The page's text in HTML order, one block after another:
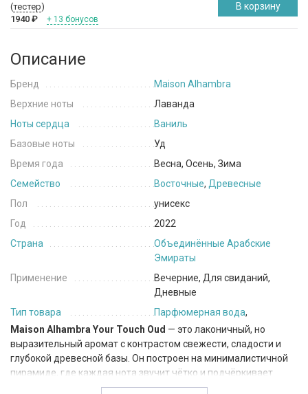
(тестер)
1940 ₽ + 13 бонусов
В корзину
Описание
Бренд
Maison Alhambra
Верхние ноты
Лаванда
Ноты сердца
Ваниль
Базовые ноты
Уд
Время года
Весна, Осень, Зима
Семейство
Восточные, Древесные
Пол
унисекс
Год
2022
Страна
Объединённые Арабские
Эмираты
Применение
Вечерние, Для свиданий,
Дневные
Тип товара
Парфюмерная вода,
Maison Alhambra Your Touch Oud — это лаконичный, но
выразительный аромат с контрастом свежести, сладости и
глубокой древесной базы. Он построен на минималистичной
пирамиде, где каждая нота звучит чётко и подчёркивает
восточный характер композиции.